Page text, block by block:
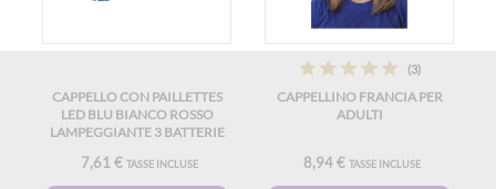
CAPPELLO CON PAILLETTES
LED BLU BIANCO ROSSO
LAMPEGGIANTE 3 BATTERIE
7,61 € TASSE INCLUSE
(3)
CAPPELLINO FRANCIA PER
ADULTI
8,94 € TASSE INCLUSE